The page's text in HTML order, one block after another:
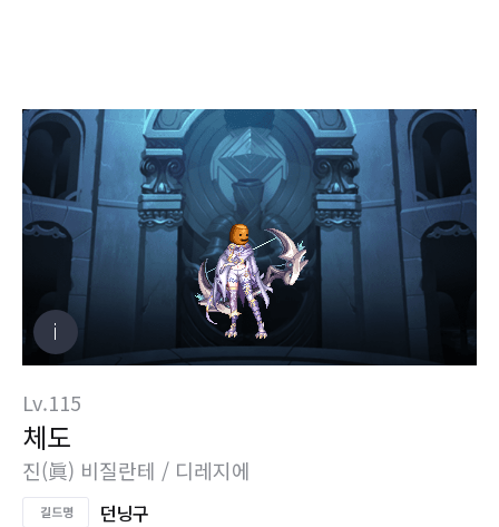
Lv.115
체도
진(眞) 비질란테 / 디레지에
던닝구